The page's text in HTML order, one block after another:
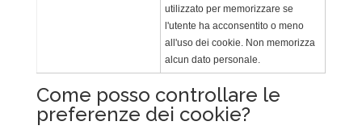
utilizzato per memorizzare se
l'utente ha acconsentito o meno
all'uso dei cookie. Non memorizza
alcun dato personale.
Come posso controllare le
preferenze dei cookie?